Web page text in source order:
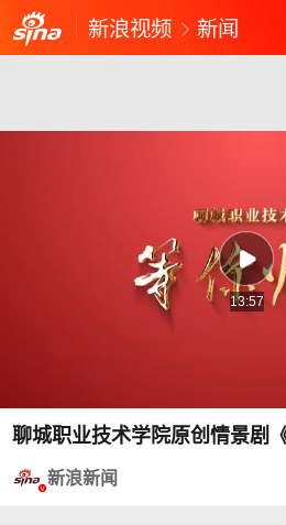
新浪视频 新闻
13:57
聊城职业技术学院原创情景剧
新浪新闻